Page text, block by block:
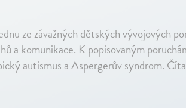
ze závažných dětských vývojových
a komunikace. K popisovaným
autismus a Aspergerův syndrom.